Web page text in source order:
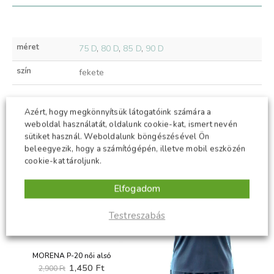
méret 75 D, 80 D, 85 D, 90 D
szín fekete
KAPCSOLÓDÓ TERMÉKEK
-50%
MORENA P-20 női alsó
2,900Ft Original
1,450 FtCurrent
Azért, hogy megkönnyítsük látogatóink számára a
weboldal használatát, oldalunk cookie-kat, ismert nevén
sütiket használ. Weboldalunk böngészésével Ön
beleegyezik, hogy a számítógépén, illetve mobil eszközén
cookie-kat tároljunk.
Testreszabás
Elfogadom